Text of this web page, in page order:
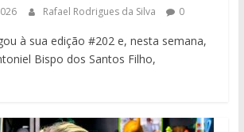
Rafael Rodrigues da Silva 0
à sua edição #202 e, nesta semana,
Bispo dos Santos Filho,